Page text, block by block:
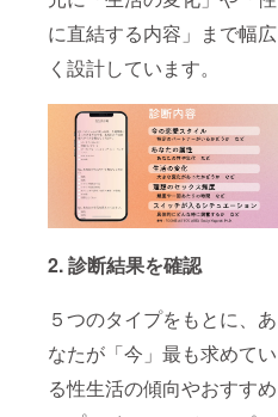
に直結する内容」まで幅広
く設計しています。
2. 診断結果を確認
５つのタイプをもとに、あ
なたが「今」最も求めてい
る性生活の傾向やおすすめ